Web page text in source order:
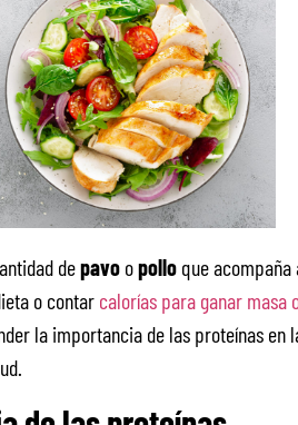
depavo opollo que acompaña
o contar calorías para ganar masa
la importancia de las proteínas en